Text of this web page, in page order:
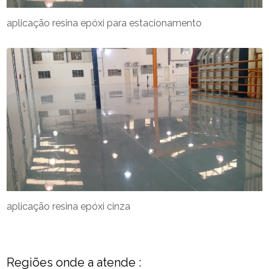
aplicação resina epóxi para estacionamento
aplicação resina epóxi cinza
Regiões onde a atende :